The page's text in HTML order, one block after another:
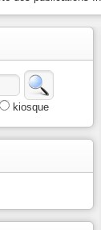
kiosque